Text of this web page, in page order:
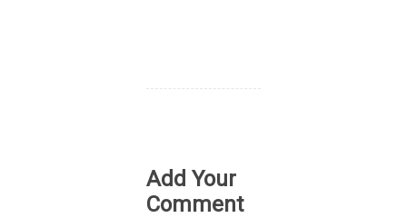
Add Your
Comment